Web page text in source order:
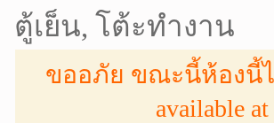
ตู้เย็น, โต้ะทำงาน
ขออภัย ขณะนี้ห้องนี้ไ
available